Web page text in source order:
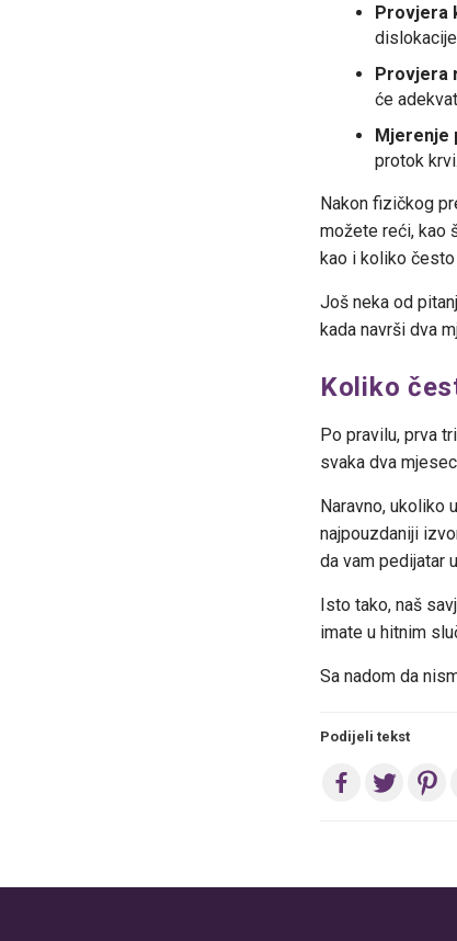
Provjera
Provjera
će
Mjerenje
protok krvi.
Nakon fizičkog
možete reći, kao
kao i koliko
Još neka od
kada navrši dva
Koliko
Po pravilu, prva
svaka dva
Naravno, ukoliko
najpouzdaniji
da vam pedijatar
Isto tako, naš
imate u hitnim
Sa nadom da
Podijeli tekst